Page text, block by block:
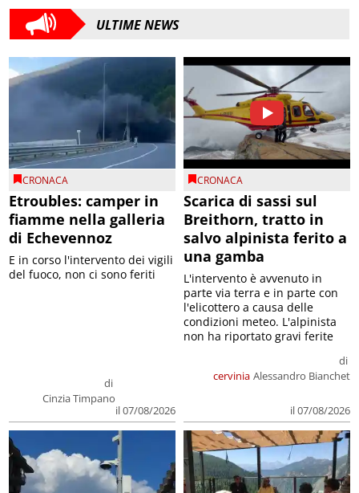
ULTIME NEWS
CRONACA
Etroubles: camper in
fiamme nella galleria
di Echevennoz
di
Cinzia Timpano
il 07/08/2026
E in corso l'intervento dei vigili
del fuoco, non ci sono feriti
CRONACA
Scarica di sassi sul
Breithorn, tratto in
salvo alpinista ferito a
una gamba
cervinia
di
Alessandro Bianchet
il 07/08/2026
L'intervento è avvenuto in
parte via terra e in parte con
l'elicottero a causa delle
condizioni meteo. L'alpinista
non ha riportato gravi ferite